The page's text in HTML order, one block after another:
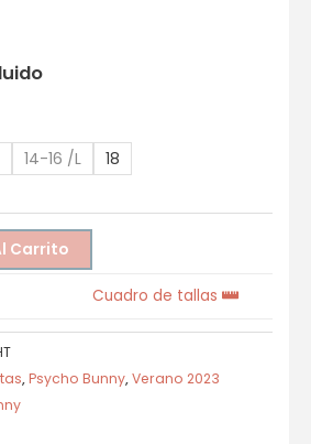
14-16 /L 18
Carrito
Cuadro de tallas
,Psycho Bunny,Verano 2023